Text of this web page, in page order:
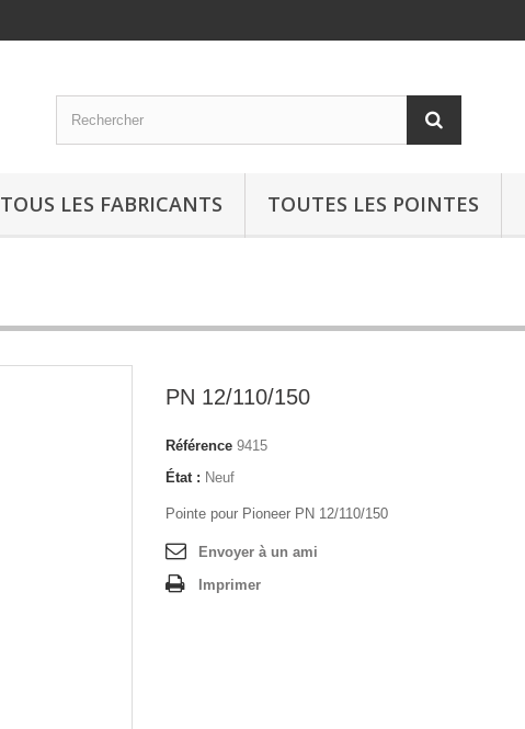
TOUS LES FABRICANTS TOUTES LES POINTES
PN 12/110/150
Référence 9415
État : Neuf
Pointe pour Pioneer PN 12/110/150
Envoyer à un ami
Imprimer